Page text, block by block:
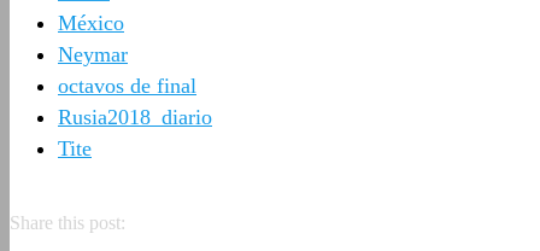
México
Neymar
octavos de final
Rusia2018_diario
Tite
Share this post: